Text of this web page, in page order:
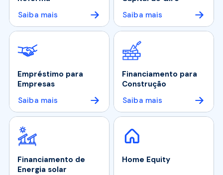
Saiba mais
Saiba mais
Empréstimo para
Empresas
Saiba mais
Financiamento para
Construção
Saiba mais
Financiamento de
Energia solar
Home Equity